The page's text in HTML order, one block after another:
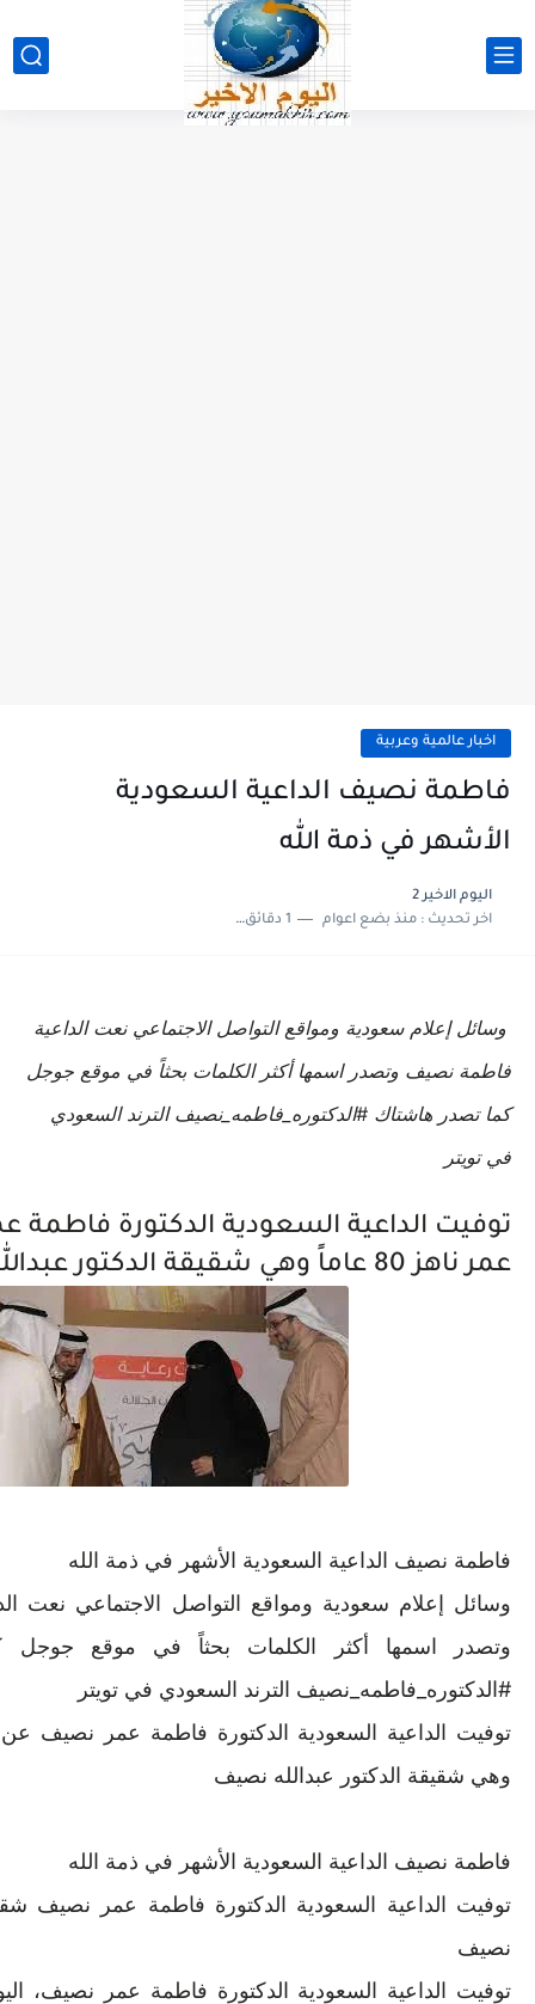
اخبار عالمية وعربية
فاطمة نصيف الداعية السعودية
الأشهر في ذمة الله
اليوم الاخير 2
اخر تحديث :منذ بضع اعوام 1 دقائق للقراءة
وسائل إعلام سعودية ومواقع التواصل الاجتماعي نعت الداعية
فاطمة نصيف وتصدر اسمها أكثر الكلمات بحثاً في موقع جوجل
كما تصدر هاشتاك #الدكتوره_فاطمه_نصيف الترند السعودي
في تويتر
توفيت الداعية السعودية الدكتورة
عمر ناهز 80 عاماً وهي شقيقة الدكتور عبدالله نصيف
فاطمة نصيف الداعية السعودية الأشهر في ذمة الله
وسائل إعلام سعودية ومواقع التواصل الاجتماعي نعت
وتصدر اسمها أكثر الكلمات بحثاً في موقع جوجل
#الدكتوره_فاطمه_نصيف الترند السعودي في تويتر
وهي شقيقة الدكتور عبدالله نصيف
فاطمة نصيف الداعية السعودية الأشهر في ذمة الله
توفيت الداعية السعودية الدكتورة فاطمة عمر نصيف
نصيف
توفيت الداعية السعودية الدكتورة فاطمة عمر نصيف،